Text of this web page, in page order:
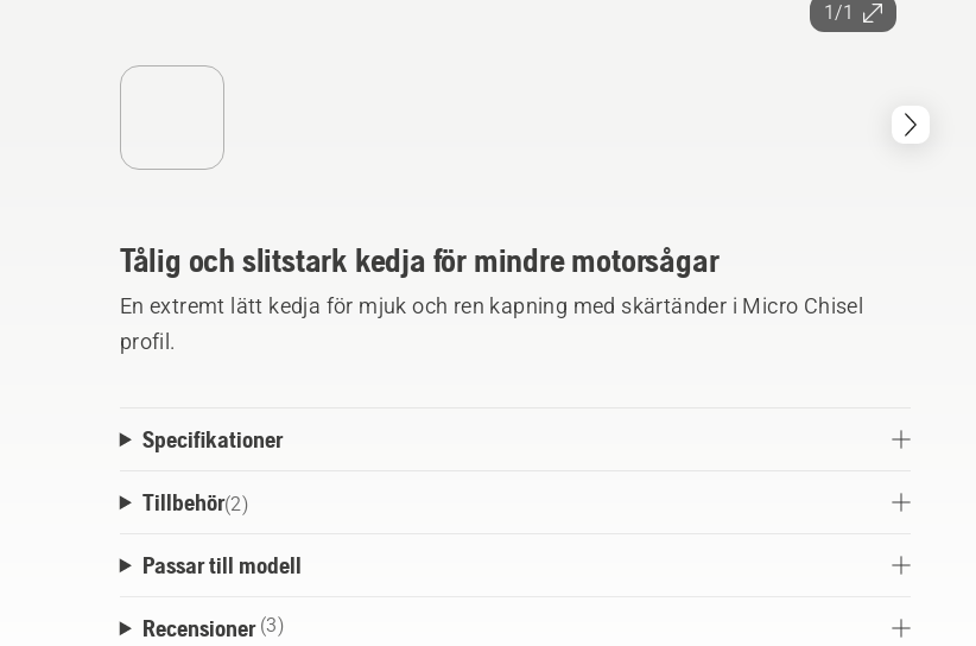
1/1
Tålig och slitstark kedja för mindre motorsågar
En extremt lätt kedja för mjuk och ren kapning med skärtänder i Micro Chisel
profil.
Specifikationer
Tillbehör(2)
Passar till modell
Recensioner (3)